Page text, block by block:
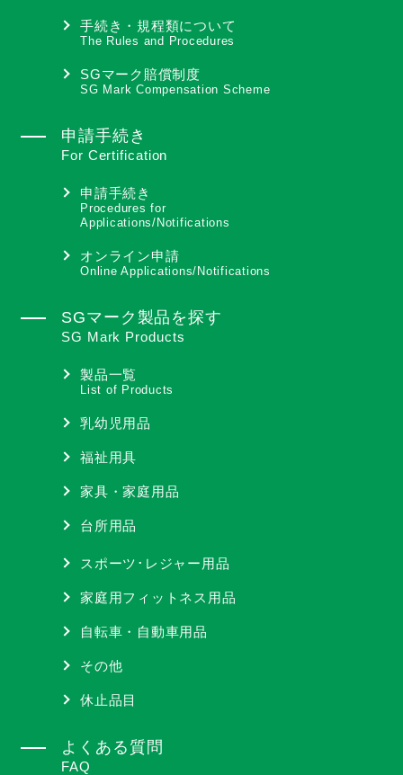
手続き・規程類について
The Rules and Procedures
SGマーク賠償制度
SG Mark Compensation Scheme
申請手続き
For Certification
申請手続き
Procedures for
Applications/Notifications
オンライン申請
Online Applications/Notifications
SGマーク製品を探す
SG Mark Products
製品一覧
List of Products
乳幼児用品
福祉用具
家具・家庭用品
台所用品
スポーツ･レジャー用品
家庭用フィットネス用品
自転車・自動車用品
その他
休止品目
よくある質問
FAQ